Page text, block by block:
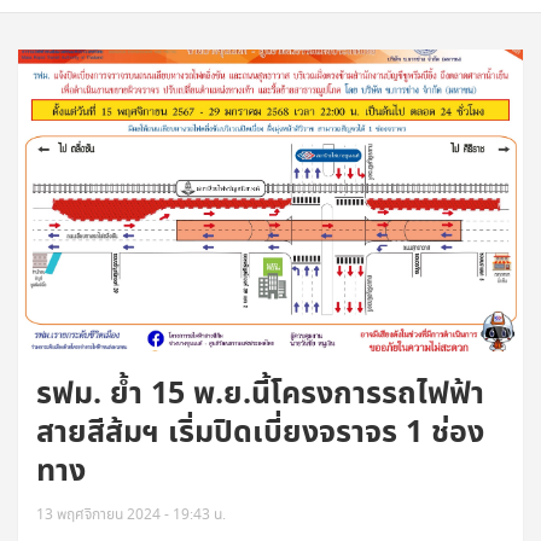
รฟม. ย้ำ 15 พ.ย.นี้โครงการรถไฟฟ้า
สายสีส้มฯ เริ่มปิดเบี่ยงจราจร 1 ช่อง
ทาง
13 พฤศจิกายน 2024 - 19:43 น.